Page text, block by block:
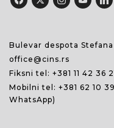
Bulevar despota
office@cins.rs
Fiksni tel: +381 11 42 36
Mobilni tel: +381 62 10
WhatsApp)